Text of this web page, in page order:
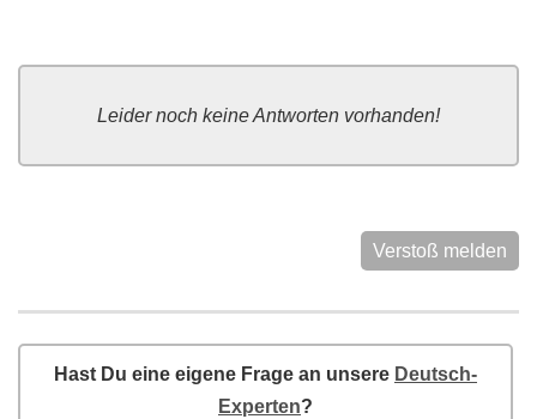
Leider noch keine Antworten vorhanden!
Verstoß melden
Hast Du eine eigene Frage an unsere Deutsch-
Experten?